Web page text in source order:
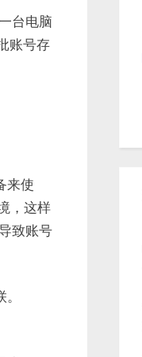
台电脑
账号存
来使
，这样
致账号